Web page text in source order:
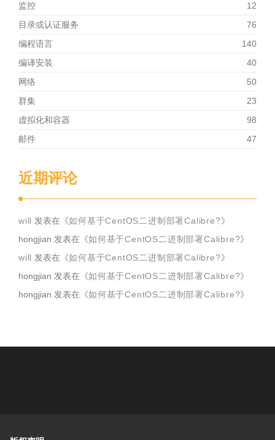
监控
12
目录或认证服务
76
编程语言
140
编译安装
40
网络
50
群集
23
虚拟化和容器
98
邮件
47
近期评论
will 发表在《如何基于CentOS二进制部署Calibre?》
hongjian 发表在《如何基于CentOS二进制部署Calibre?》
will 发表在《如何基于CentOS二进制部署Calibre?》
hongjian 发表在《如何基于CentOS二进制部署Calibre?》
hongjian 发表在《如何基于CentOS二进制部署Calibre?》